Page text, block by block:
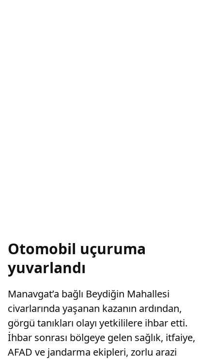
Otomobil uçuruma
yuvarlandı
Manavgat’a bağlı Beydiğin Mahallesi
civarlarında yaşanan kazanın ardından,
görgü tanıkları olayı yetkililere ihbar etti.
İhbar sonrası bölgeye gelen sağlık, itfaiye,
AFAD ve jandarma ekipleri, zorlu arazi